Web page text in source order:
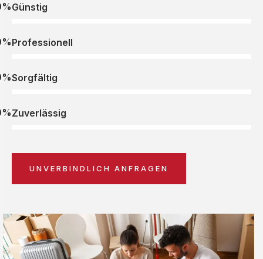
Günstig
Professionell
Sorgfältig
Zuverlässig
UNVERBINDLICH ANFRAGEN